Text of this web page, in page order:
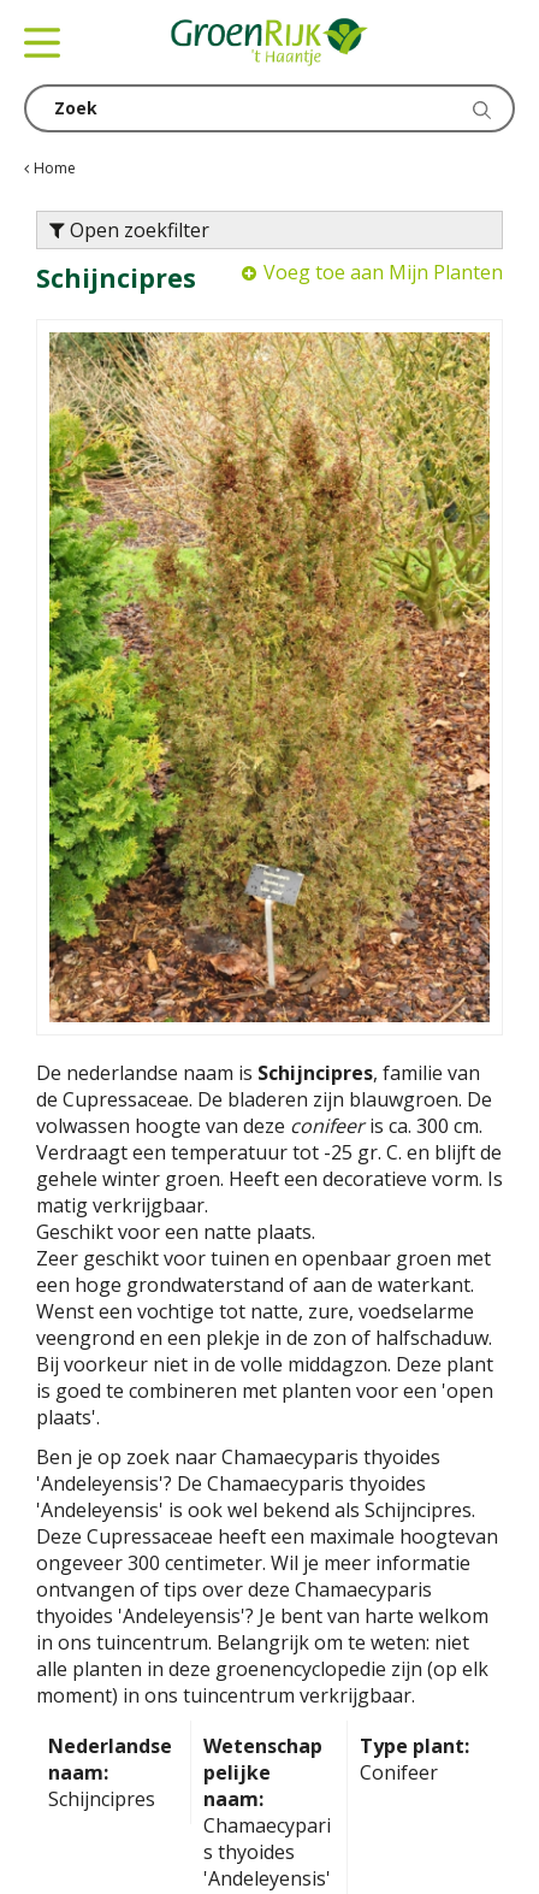
Home
Open zoekfilter
Schijncipres Voeg toe aan Mijn Planten
De nederlandse naam is Schijncipres, familie van
de Cupressaceae. De bladeren zijn blauwgroen. De
volwassen hoogte van deze conifeeris ca. 300 cm.
Verdraagt een temperatuur tot -25 gr. C. en blijft de
gehele winter groen. Heeft een decoratieve vorm. Is
matig verkrijgbaar.
Geschikt voor een natte plaats.
Zeer geschikt voor tuinen en openbaar groen met
een hoge grondwaterstand of aan de waterkant.
Wenst een vochtige tot natte, zure, voedselarme
veengrond en een plekje in de zon of halfschaduw.
Bij voorkeur niet in de volle middagzon. Deze plant
is goed te combineren met planten voor een 'open
plaats'.
Ben je op zoek naar Chamaecyparis thyoides
'Andeleyensis'? De Chamaecyparis thyoides
'Andeleyensis' is ook wel bekend als Schijncipres.
Deze Cupressaceae heeft een maximale hoogtevan
ongeveer 300 centimeter. Wil je meer informatie
ontvangen of tips over deze Chamaecyparis
thyoides 'Andeleyensis'? Je bent van harte welkom
in ons tuincentrum. Belangrijk om te weten: niet
alle planten in deze groenencyclopedie zijn (op elk
moment) in ons tuincentrum verkrijgbaar.
Nederlandse
naam:
Schijncipres
Wetenschap
pelijke
naam:
Chamaecypari
s thyoides
'Andeleyensis'
Type plant:
Conifeer